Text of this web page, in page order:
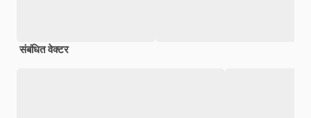
संबंधित वेक्टर